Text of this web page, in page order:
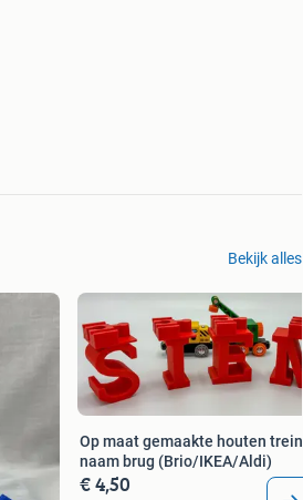
Bekijk alles
Op maat gemaakte houten trein
naam brug (Brio/IKEA/Aldi)
€ 4,50